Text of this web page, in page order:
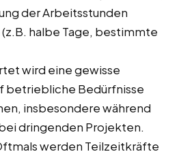
der Arbeitsstunden
halbe Tage, bestimmte
wird eine gewisse
betriebliche Bedürfnisse
insbesondere während
dringenden Projekten.
werden Teilzeitkräfte